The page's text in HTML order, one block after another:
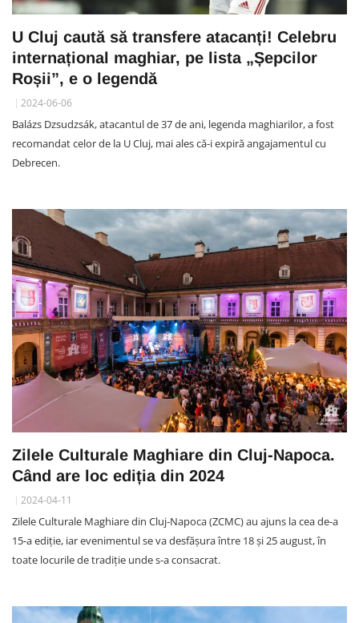
U Cluj caută să transfere atacanți! Celebru
internațional maghiar, pe lista „Șepcilor
Roșii”, e o legendă
2024-06-06
Balázs Dzsudzsák, atacantul de 37 de ani, legenda maghiarilor, a fost
recomandat celor de la U Cluj, mai ales că-i expiră angajamentul cu
Debrecen.
Zilele Culturale Maghiare din Cluj-Napoca.
Când are loc ediția din 2024
2024-04-11
Zilele Culturale Maghiare din Cluj-Napoca (ZCMC) au ajuns la cea de-a
15-a ediție, iar evenimentul se va desfășura între 18 și 25 august, în
toate locurile de tradiție unde s-a consacrat.